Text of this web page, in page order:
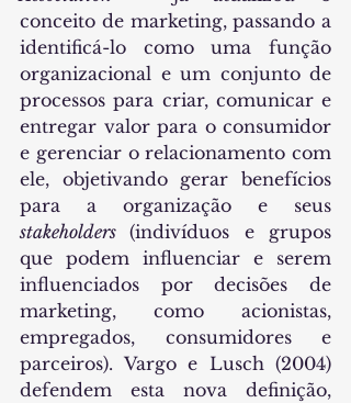
conceito de marketing, passando a
identificá-lo como uma função
organizacional e um conjunto de
processos para criar, comunicar e
entregar valor para o consumidor
e gerenciar o relacionamento com
ele, objetivando gerar benefícios
stakeholders (indivíduos e grupos
que podem influenciar e serem
influenciados por decisões de
marketing, como acionistas,
empregados, consumidores e
parceiros). Vargo e Lusch (2004)
defendem esta nova definição,